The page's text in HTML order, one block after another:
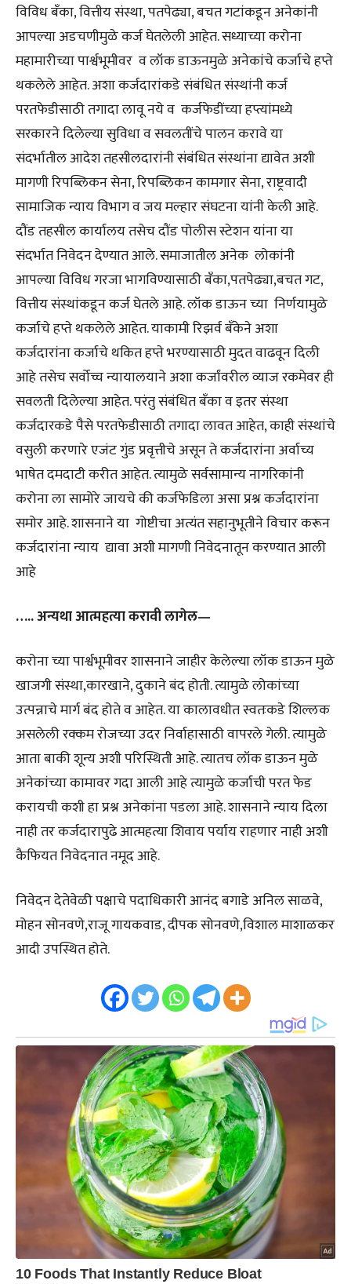
विविध बँका, वित्तीय संस्था, पतपेढ्या, बचत गटांकडून अनेकांनी
आपल्या अडचणीमुळे कर्ज घेतलेली आहेत. सध्याच्या करोना
महामारीच्या पार्श्वभूमीवर व लॉक डाऊनमुळे अनेकांचे कर्जाचे हप्ते
थकलेले आहेत. अशा कर्जदारांकडे संबंधित संस्थांनी कर्ज
परतफेडीसाठी तगादा लावू नये व कर्जफेडींच्या हप्त्यांमध्ये
सरकारने दिलेल्या सुविधा व सवलतींचे पालन करावे या
संदर्भातील आदेश तहसीलदारांनी संबंधित संस्थांना द्यावेत अशी
मागणी रिपब्लिकन सेना, रिपब्लिकन कामगार सेना, राष्ट्रवादी
सामाजिक न्याय विभाग व जय मल्हार संघटना यांनी केली आहे.
दौंड तहसील कार्यालय तसेच दौंड पोलीस स्टेशन यांना या
संदर्भात निवेदन देण्यात आले. समाजातील अनेक लोकांनी
आपल्या विविध गरजा भागविण्यासाठी बँका,पतपेढ्या,बचत गट,
वित्तीय संस्थांकडून कर्ज घेतले आहे. लॉक डाऊन च्या निर्णयामुळे
कर्जाचे हप्ते थकलेले आहेत. याकामी रिझर्व बँकेने अशा
कर्जदारांना कर्जाचे थकित हप्ते भरण्यासाठी मुदत वाढवून दिली
आहे तसेच सर्वोच्च न्यायालयाने अशा कर्जांवरील व्याज रकमेवर ही
सवलती दिलेल्या आहेत. परंतु संबंधित बँका व इतर संस्था
कर्जदारकडे पैसे परतफेडीसाठी तगादा लावत आहेत, काही संस्थांचे
वसुली करणारे एजंट गुंड प्रवृत्तीचे असून ते कर्जदारांना अर्वाच्य
भाषेत दमदाटी करीत आहेत. त्यामुळे सर्वसामान्य नागरिकांनी
करोना ला सामोरे जायचे की कर्जफेडिला असा प्रश्न कर्जदारांना
समोर आहे. शासनाने या गोष्टीचा अत्यंत सहानुभूतीने विचार करून
कर्जदारांना न्याय द्यावा अशी मागणी निवेदनातून करण्यात आली
आहे
….. अन्यथा आत्महत्या करावी लागेल—
करोना च्या पार्श्वभूमीवर शासनाने जाहीर केलेल्या लॉक डाऊन मुळे
खाजगी संस्था,कारखाने, दुकाने बंद होती. त्यामुळे लोकांच्या
उत्पन्नाचे मार्ग बंद होते व आहेत. या कालावधीत स्वतःकडे शिल्लक
असलेली रक्कम रोजच्या उदर निर्वाहासाठी वापरले गेली. त्यामुळे
आता बाकी शून्य अशी परिस्थिती आहे. त्यातच लॉक डाऊन मुळे
अनेकांच्या कामावर गदा आली आहे त्यामुळे कर्जाची परत फेड
करायची कशी हा प्रश्न अनेकांना पडला आहे. शासनाने न्याय दिला
नाही तर कर्जदारापुढे आत्महत्या शिवाय पर्याय राहणार नाही अशी
कैफियत निवेदनात नमूद आहे.
निवेदन देतेवेळी पक्षाचे पदाधिकारी आनंद बगाडे अनिल साळवे,
मोहन सोनवणे,राजू गायकवाड, दीपक सोनवणे,विशाल माशाळकर
आदी उपस्थित होते.